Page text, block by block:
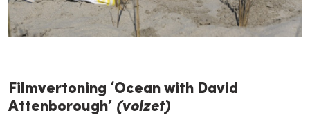
Filmvertoning ‘Ocean with David
Attenborough’ (volzet)